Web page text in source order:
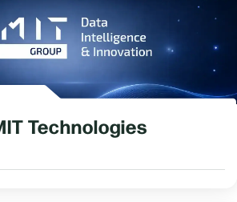
Technologies